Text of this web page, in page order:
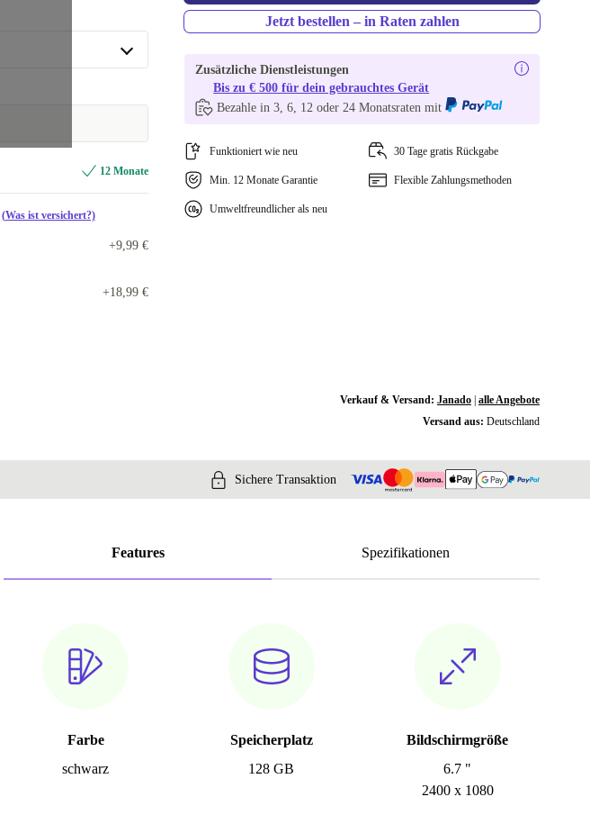
+46,09 €
12 Monate
(Was ist versichert?)
+9,99 €
+18,99 €
Jetzt bestellen – in Raten zahlen
Zusätzliche Dienstleistungen
Bis zu € 500 für dein gebrauchtes Gerät
Bezahle in 3, 6, 12 oder 24 Monatsraten mit
Funktioniert wie neu 30 Tage gratis Rückgabe
Min. 12 Monate Garantie Flexible Zahlungsmethoden
Umweltfreundlicher als neu
Verkauf & Versand: Janado| alle Angebote
Versand aus: Deutschland
Sichere Transaktion
Features Spezifikationen
Farbe
schwarz
Speicherplatz
128 GB
Bildschirmgröße
6.7 "
2400 x 1080